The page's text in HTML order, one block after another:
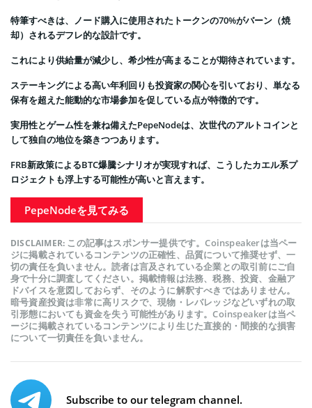
特筆すべきは、ノード購入に使用されたトークンの70%がバーン（焼
却）されるデフレ的な設計です。
これにより供給量が減少し、希少性が高まることが期待されています。
ステーキングによる高い年利回りも投資家の関心を引いており、単なる
保有を超えた能動的な市場参加を促している点が特徴的です。
実用性とゲーム性を兼ね備えたPepeNodeは、次世代のアルトコインと
して独自の地位を築きつつあります。
FRB新政策によるBTC爆騰シナリオが実現すれば、こうしたカエル系プ
ロジェクトも浮上する可能性が高いと言えます。
PepeNodeを見てみる
DISCLAIMER: この記事はスポンサー提供です。Coinspeakerは当ペー
ジに掲載されているコンテンツの正確性、品質について推奨せず、一
切の責任を負いません。読者は言及されている企業との取引前にご自
身で十分に調査してください。掲載情報は法務、税務、投資、金融ア
ドバイスを意図しておらず、そのように解釈すべきではありません。
暗号資産投資は非常に高リスクで、現物・レバレッジなどいずれの取
引形態においても資金を失う可能性があります。Coinspeakerは当ペ
ージに掲載されているコンテンツにより生じた直接的・間接的な損害
について一切責任を負いません。
Subscribe to our telegram channel.